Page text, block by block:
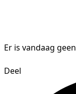
Er is vandaag
Deel